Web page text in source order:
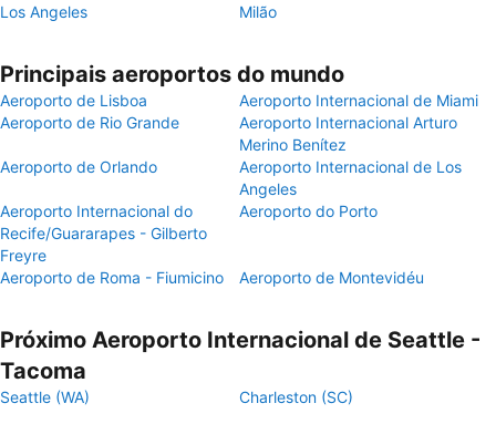
Los Angeles
Milão
Principais aeroportos do mundo
Aeroporto de Lisboa
Aeroporto Internacional de Miami
Aeroporto de Rio Grande
Aeroporto Internacional Arturo
Merino Benítez
Aeroporto de Orlando
Aeroporto Internacional de Los
Angeles
Aeroporto Internacional do
Recife/Guararapes - Gilberto
Freyre
Aeroporto do Porto
Aeroporto de Roma - Fiumicino Aeroporto de Montevidéu
Próximo Aeroporto Internacional de Seattle -
Tacoma
Seattle (WA) Charleston (SC)